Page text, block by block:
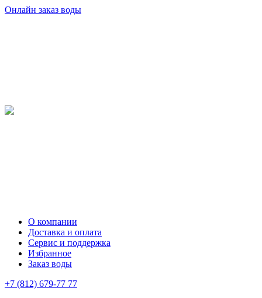
Онлайн заказ воды
О компании
Доставка и оплата
Сервис и поддержка
Избранное
Заказ воды
+7 (812) 679-77 77